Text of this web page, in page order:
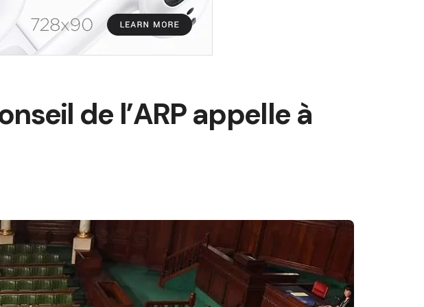
de l’ARP appelle à